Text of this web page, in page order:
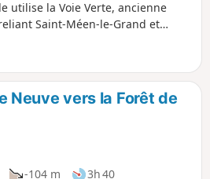
utilise la Voie Verte, ancienne
Saint-Méen-le-Grand et
de son château, ancienne
de Rohan. La boucle se termine
routes sur les hauteurs de la
et de La Prénessaye.
Neuve vers la Forêt de
-104 m
3h 40